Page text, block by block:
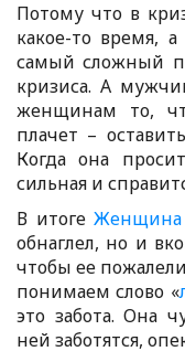
Потому что в
какое-то время,
самый сложный
кризиса. А
женщинам то,
плачет –
Когда она
сильная и
В итоге Женщина
обнаглел, но и
чтобы ее
понимаем слово «
это забота. Она
ней заботятся,